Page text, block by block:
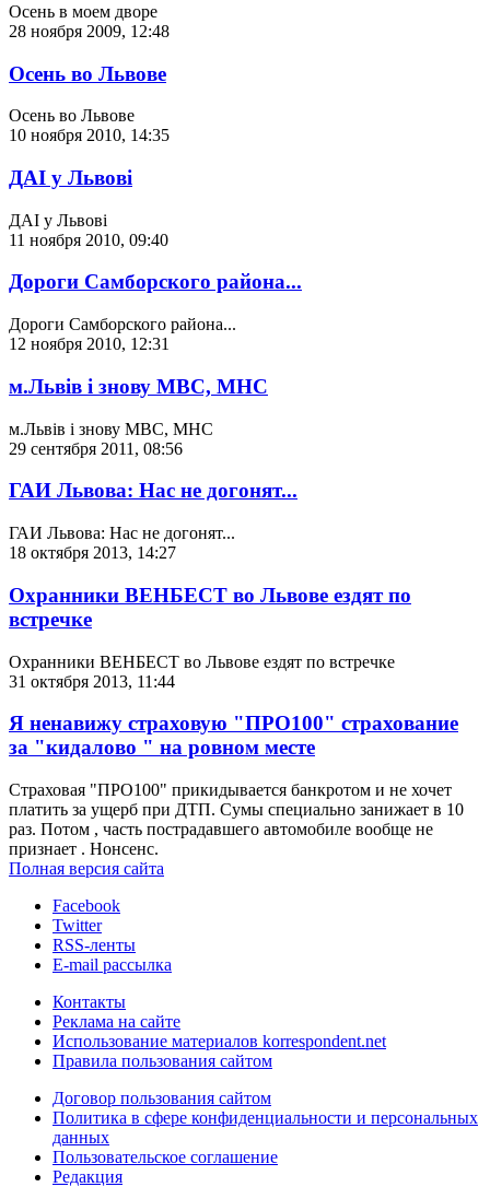
Осень в моем дворе
28 ноября 2009, 12:48
Осень во Львове
Осень во Львове
10 ноября 2010, 14:35
ДАІ у Львові
ДАІ у Львові
11 ноября 2010, 09:40
Дороги Самборского района...
Дороги Самборского района...
12 ноября 2010, 12:31
м.Львів і знову МВС, МНС
м.Львів і знову МВС, МНС
29 сентября 2011, 08:56
ГАИ Львова: Нас не догонят...
ГАИ Львова: Нас не догонят...
18 октября 2013, 14:27
Охранники ВЕНБЕСТ во Львове ездят по
встречке
Охранники ВЕНБЕСТ во Львове ездят по встречке
31 октября 2013, 11:44
Я ненавижу страховую "ПРО100" страхование
за "кидалово " на ровном месте
Страховая "ПРО100" прикидывается банкротом и не хочет
платить за ущерб при ДТП. Сумы специально занижает в 10
раз. Потом , часть пострадавшего автомобиле вообще не
признает . Нонсенс.
Полная версия сайта
Facebook
Twitter
RSS-ленты
E-mail рассылка
Контакты
Реклама на сайте
Использование материалов korrespondent.net
Правила пользования сайтом
Договор пользования сайтом
Политика в сфере конфиденциальности и персональных
данных
Пользовательское соглашение
Редакция